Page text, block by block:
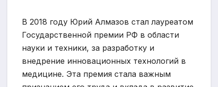
В 2018 году Юрий Алмазов стал лауреатом
Государственной премии РФ в области
науки и техники, за разработку и
внедрение инновационных технологий в
медицине. Эта премия стала важным